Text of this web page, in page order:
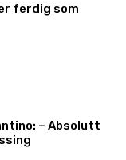
ferdig som
– Absolutt